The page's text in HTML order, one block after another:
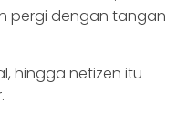
pergi dengan tangan
hingga netizen itu